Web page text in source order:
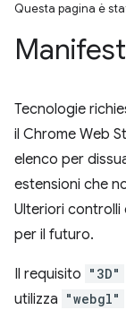
Questa pagina è
Tecnologie
il Chrome Web
elenco per
estensioni che
Ulteriori controlli
per il futuro.
Il requisito "3D"
utilizza "webgl"